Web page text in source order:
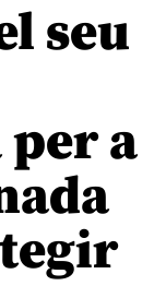
seu
per a